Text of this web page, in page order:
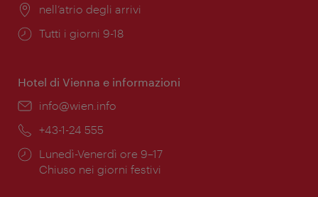
Posizione:
nell’atrio degli arrivi
Orari
Tutti i giorni 9-18
Hotel di Vienna e informazioni
Email:
info@wien.info
Telefono:
+43-1-24 555
Orari
di
Lunedì-Venerdì ore 9–17
Chiuso nei giorni festivi